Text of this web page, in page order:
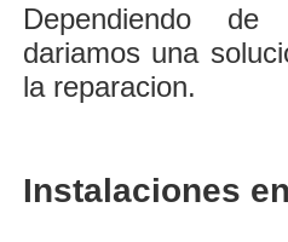
Dependiendo
dariamos una
la reparacion.
Instalaciones